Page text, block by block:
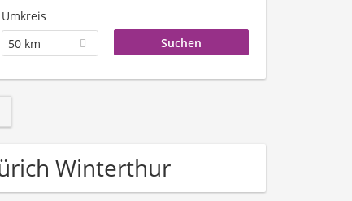
Umkreis
50 km
Winterthur